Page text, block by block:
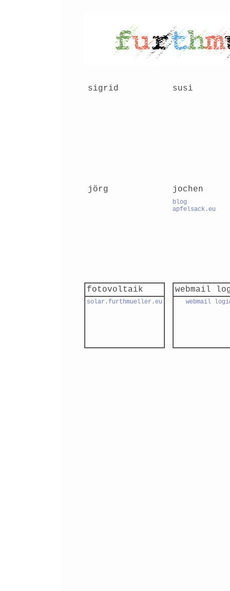
sigrid susi
jörg jochen
blog
apfelsack.eu
fotovoltaik
solar.furthmueller.eu
webmail
webmail